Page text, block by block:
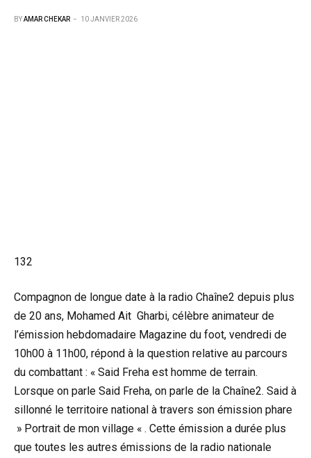
BYAMAR CHEKAR 10 JANVIER 2026
132
Compagnon de longue date à la radio Chaîne2 depuis plus
de 20 ans, Mohamed Ait Gharbi, célèbre animateur de
l’émission hebdomadaire Magazine du foot, vendredi de
10h00 à 11h00, répond à la question relative au parcours
du combattant : « Said Freha est homme de terrain.
Lorsque on parle Said Freha, on parle de la Chaîne2. Said à
sillonné le territoire national à travers son émission phare
» Portrait de mon village « . Cette émission a durée plus
que toutes les autres émissions de la radio nationale